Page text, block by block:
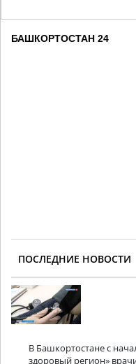
БАШКОРТОСТАН 24
ПОСЛЕДНИЕ НОВОСТИ
В Башкортостане с
здоровый регион»